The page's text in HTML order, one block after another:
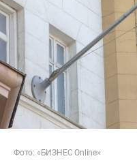
Фото: «БИЗНЕС Online»